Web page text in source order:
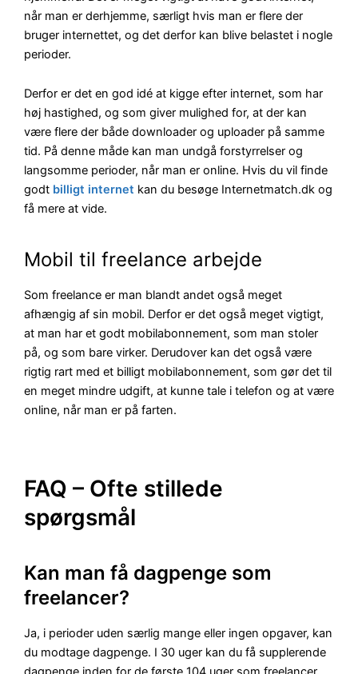
når man er derhjemme, særligt hvis man er flere der
bruger internettet, og det derfor kan blive belastet i nogle
perioder.
Derfor er det en god idé at kigge efter internet, som har
høj hastighed, og som giver mulighed for, at der kan
være flere der både downloader og uploader på samme
tid. På denne måde kan man undgå forstyrrelser og
langsomme perioder, når man er online. Hvis du vil finde
godt billigt internet kan du besøge Internetmatch.dk og
få mere at vide.
Mobil til freelance arbejde
Som freelance er man blandt andet også meget
afhængig af sin mobil. Derfor er det også meget vigtigt,
at man har et godt mobilabonnement, som man stoler
på, og som bare virker. Derudover kan det også være
rigtig rart med et billigt mobilabonnement, som gør det til
en meget mindre udgift, at kunne tale i telefon og at være
online, når man er på farten.
FAQ – Ofte stillede
spørgsmål
Kan man få dagpenge som
freelancer?
Ja, i perioder uden særlig mange eller ingen opgaver, kan
du modtage dagpenge. I 30 uger kan du få supplerende